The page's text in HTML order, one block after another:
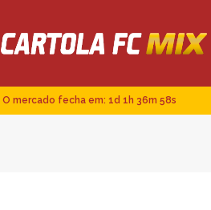
O mercado fecha em: 1d 1h 36m 58s